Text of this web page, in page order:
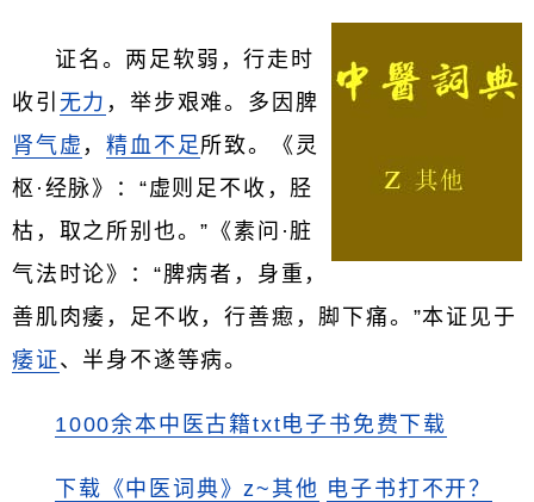
证名。两足软弱，行走时
收引 无力 ，举步艰难。多因脾
肾气虚 ，精血不足 所致。《灵
枢·经脉》：“虚则足不收，胫
枯，取之所别也。”《素问·脏
气法时论》：“脾病者，身重，
善肌肉痿，足不收，行善瘛，脚下痛。”本证见于
痿证 、半身不遂等病。
1000余本中医古籍txt电子书免费下载
下载《中医词典》z~其他 电子书打不开？